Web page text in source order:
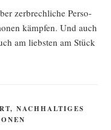
zer­brech­li­che Per­so­
kämp­fen. Und auch
am liebs­ten am Stück
, NACHHALTIGES